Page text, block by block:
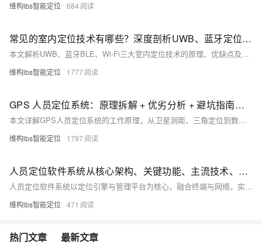
维构lbs智能定位 684
常见的室内定位技术有哪些？深度剖析UWB、蓝牙定位等技术的优劣与应用场景
本文解析UWB、蓝牙BLE、Wi-Fi三大室内定位技术的原理、优缺点及应用场景，涵盖高精度定位、低功耗部署与成本考量，助力选择最优方案。
维构lbs智能定位 1777
GPS 人员定位系统：原理拆解 + 优劣分析 + 避坑指南（一）
本文详解GPS人员定位系统的工作原理，从卫星测距、三角定位到数据解算，解析其实现过程，并介绍实时定位、电子点名、轨迹回溯、智能考勤等核心功能，为后续优劣分析与避坑指南做铺垫。
维构lbs智能定位 1797
人员定位软件系统从核心架构、关键功能、主流技术、典型应用与选型要点详解
人员定位软件系统以定位引擎与管理平台为核心，融合终端与网络，实现人员实时定位、安全管控及智能管理，适用于工厂、矿山、工地等场景，支持高精度定位、电子围栏、应急报警、考勤管理，并可集成视频监控等系统，提升安全与运营效率。如果您想进一步了解人员定位的案例，欢迎关注、评论留言~也可搜索lbs智能定位。
维构lbs智能定位 471
热门文章 最新文章